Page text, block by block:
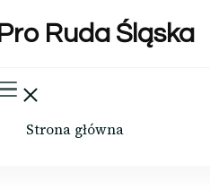
Pro Ruda Śląska
Strona główna